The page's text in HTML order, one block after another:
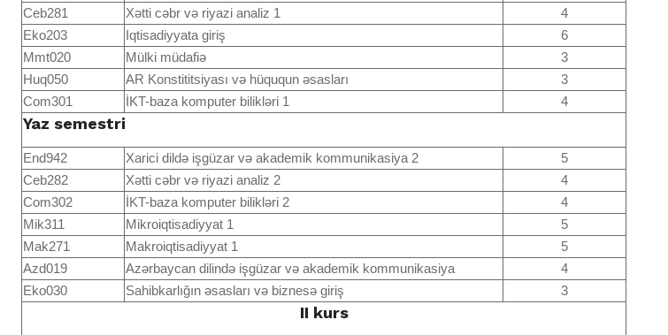
Ceb281
Xətti cəbr və riyazi analiz 1
4
Eko203
Iqtisadiyyata giriş
6
Mmt020
Mülki müdafiə
3
Huq050
AR Konstititsiyası və hüququn əsasları
3
Com301
İKT-baza komputer bilikləri 1 4
Yaz semestri
End942 Xarici dildə işgüzar və akademik kommunikasiya 2
5
Ceb282
Xətti cəbr və riyazi analiz 2
4
Com302
İKT-baza komputer bilikləri 2
4
Mik311
Mikroiqtisadiyyat 1
5
Mak271
Makroiqtisadiyyat 1
5
Azd019
Azərbaycan dilində işgüzar və akademik kommunikasiya
4
Eko030
Sahibkarlığın əsasları və biznesə giriş 3
II kurs